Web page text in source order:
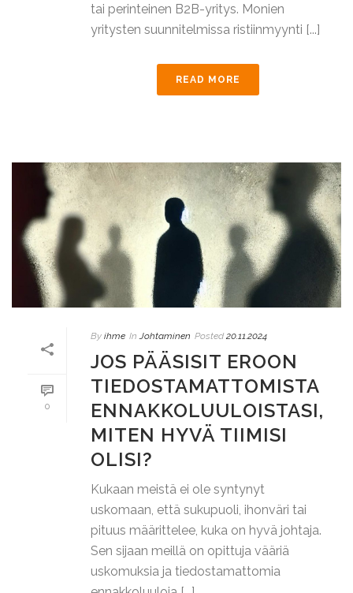
tai perinteinen B2B-yritys. Monien
yritysten suunnitelmissa ristiinmyynti [...]
READ MORE
0
By ihme In Johtaminen Posted 20.11.2024
JOS PÄÄSISIT EROON
TIEDOSTAMATTOMISTA
ENNAKKOLUULOISTASI,
MITEN HYVÄ TIIMISI
OLISI?
Kukaan meistä ei ole syntynyt
uskomaan, että sukupuoli, ihonväri tai
pituus määrittelee, kuka on hyvä johtaja.
Sen sijaan meillä on opittuja vääriä
uskomuksia ja tiedostamattomia